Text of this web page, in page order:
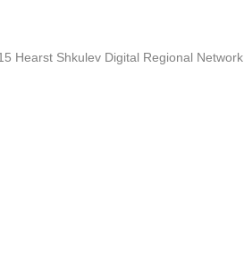
Hearst Shkulev Digital Regional Network